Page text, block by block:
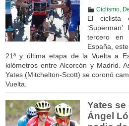
Ciclismo,
El ciclista
tercero en
España,
21ª y última etapa de la Vuelta a
kilómetros entre Alcorcón y Madrid.
Yates (Mitchelton-Scott) se coronó
Vuelta.
Yates se
Ángel